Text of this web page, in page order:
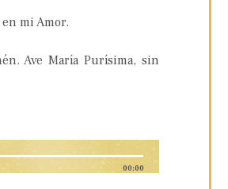
mi Amor.
Ave María Purísima, sin
00:00